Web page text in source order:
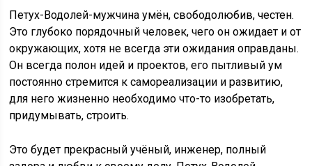
Петух-Водолей-мужчина умён, свободолюбив, честен.
Это глубоко порядочный человек, чего он ожидает и от
окружающих, хотя не всегда эти ожидания оправданы.
Он всегда полон идей и проектов, его пытливый ум
постоянно стремится к самореализации и развитию,
для него жизненно необходимо что-то изобретать,
придумывать, строить.
Это будет прекрасный учёный, инженер, полный